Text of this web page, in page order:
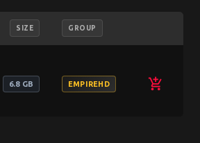
SIZE GROUP
6.8 GB EMPIREHD add_shopping_cart